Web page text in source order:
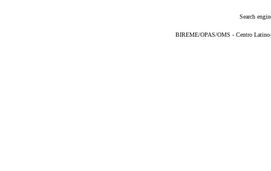
Search
BIREME/OPAS/OMS - Centro Latino-